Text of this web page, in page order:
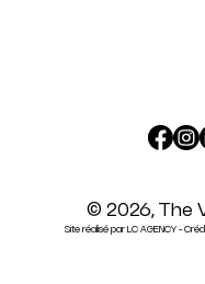
© 2026,The
Site réalisé par LC AGENCY -